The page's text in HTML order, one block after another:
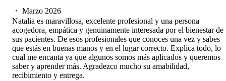
・ Marzo 2026
Natalia es maravillosa, excelente profesional y una persona
acogedora, empática y genuinamente interesada por el bienestar de
sus pacientes. De esos profesionales que conoces una vez y sabes
que estás en buenas manos y en el lugar correcto. Explica todo, lo
cual me encanta ya que algunos somos más aplicados y queremos
saber y aprender más. Agradezco mucho su amabilidad,
recibimiento y entrega.